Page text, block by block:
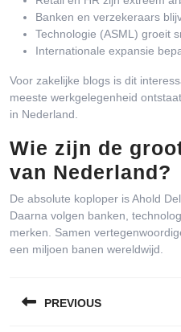
Banken en verzekeraars
Technologie (ASML) groeit
Internationale expansie
Voor zakelijke blogs is dit
meeste werkgelegenheid
in Nederland.
Wie zijn de
van Nederland?
De absolute koploper is Ahold
Daarna volgen banken,
merken. Samen
een miljoen banen wereldwijd.
navigatie
PREVIOUS